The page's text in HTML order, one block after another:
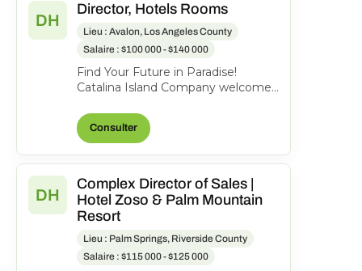
DH
Director, Hotels Rooms
Lieu : Avalon, Los Angeles County
Salaire : $100 000 - $140 000
Find Your Future in Paradise!
Catalina Island Company welcomes
special island. Be...
Consulter
DH
Complex Director of Sales |
Hotel Zoso & Palm Mountain
Resort
Lieu : Palm Springs, Riverside County
Salaire : $115 000 - $125 000